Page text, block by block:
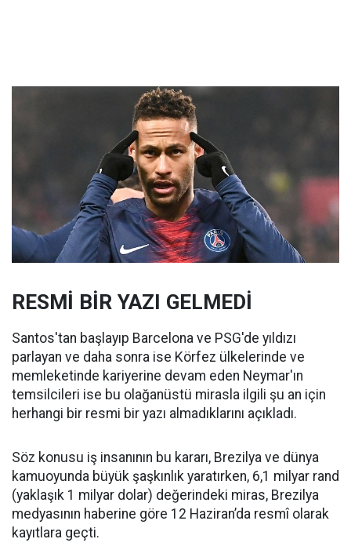
RESMİ BİR YAZI GELMEDİ
Santos'tan başlayıp Barcelona ve PSG'de yıldızı
parlayan ve daha sonra ise Körfez ülkelerinde ve
memleketinde kariyerine devam eden Neymar'ın
temsilcileri ise bu olağanüstü mirasla ilgili şu an için
herhangi bir resmi bir yazı almadıklarını açıkladı.
Söz konusu iş insanının bu kararı, Brezilya ve dünya
kamuoyunda büyük şaşkınlık yaratırken, 6,1 milyar rand
(yaklaşık 1 milyar dolar) değerindeki miras, Brezilya
medyasının haberine göre 12 Haziran’da resmî olarak
kayıtlara geçti.